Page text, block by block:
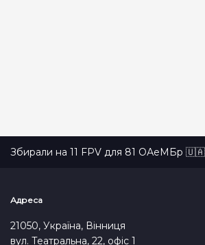
Збирали на 11 FPV для 81 ОАеМБр 🇺🇦
Адреса
21050, Україна, Вінниця
вул. Театральна, 22, офіс 1